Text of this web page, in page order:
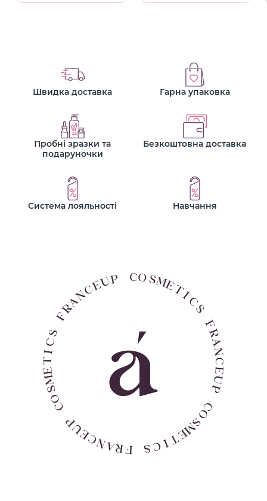
Швидка доставка Гарна упаковка
Пробні зразки та
подаруночки
Безкоштовна доставка
Система лояльності Навчання